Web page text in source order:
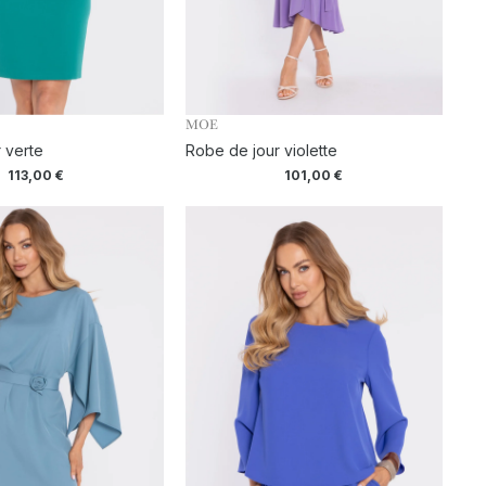
verte
113,00 €
MOE
Robe de jour violette
101,00€